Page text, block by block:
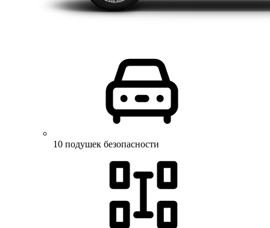
10 подушек безопасности